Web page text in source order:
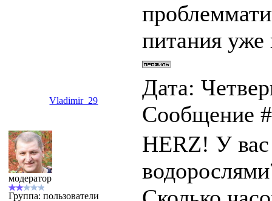
питания
Vladimir_29
Дата:
Сообщение
модератор
Группа: пользователи
HERZ! У